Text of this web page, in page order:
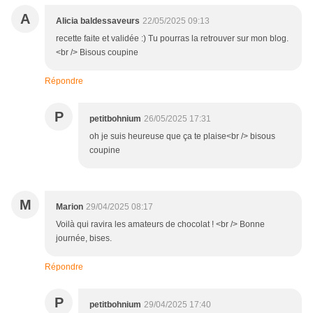
A Alicia baldessaveurs 22/05/2025 09:13
recette faite et validée :) Tu pourras la retrouver sur mon blog.
<br /> Bisous coupine
Répondre
P petitbohnium 26/05/2025 17:31
oh je suis heureuse que ça te plaise<br /> bisous
coupine
M Marion 29/04/2025 08:17
Voilà qui ravira les amateurs de chocolat ! <br /> Bonne
journée, bises.
Répondre
P petitbohnium 29/04/2025 17:40